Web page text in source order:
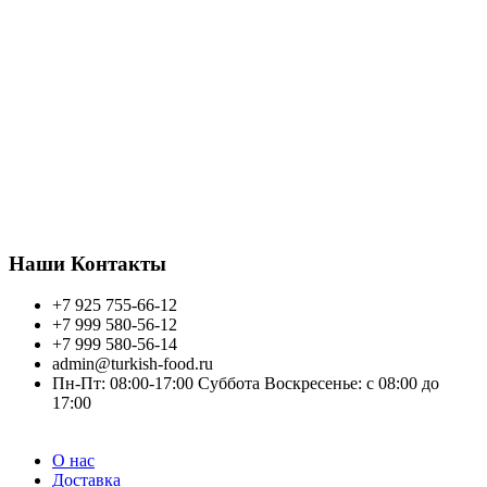
Наши Контакты
+7 925 755-66-12
+7 999 580-56-12
+7 999 580-56-14
admin@turkish-food.ru
Пн-Пт: 08:00-17:00 Суббота Воскресенье: с 08:00 до
17:00
О нас
Доставка